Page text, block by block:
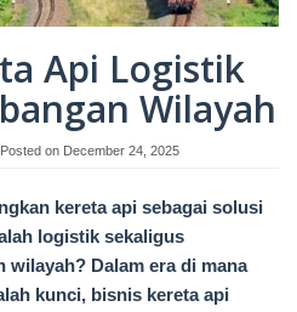
Api Logistik
Wilayah
Posted on December 24, 2025
kereta api sebagai solusi
logistik sekaligus
wilayah? Dalam era di mana
kunci, bisnis kereta api